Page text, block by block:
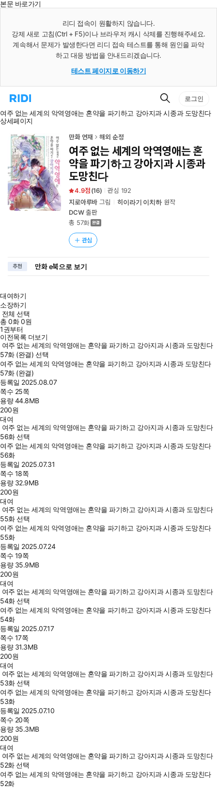
본문 바로가기
리디 접속이 원활하지 않습니다.
강제 새로 고침(Ctrl + F5)이나 브라우저 캐시 삭제를 진행해주세요.
계속해서 문제가 발생한다면 리디 접속 테스트를 통해 원인을 파악
하고 대응 방법을 안내드리겠습니다.
테스트 페이지로 이동하기
리
홈
으
이
동
검
색
로그인
여주 없는 세계의 악역영애는 혼약을 파기하고 강아지과 시종과 도망친다
상세페이지
만화 연재 해외 순정
여주 없는 세계의 악역영애는 혼
약을 파기하고 강아지과 시종과
도망친다
4.9 (16) 관심 192
지로아루바 그림 히이라기 이치하원작
DCW출판
총 57화
관심
추천 만화 e북으로 보기
대여하기
소장하기
전체 선택
총0화0원
1권부터
이전목록 더보기
여주 없는 세계의 악역영애는 혼약을 파기하고 강아지과 시종과 도망친다
57화 (완결) 선택
여주 없는 세계의 악역영애는 혼약을 파기하고 강아지과 시종과 도망친다
57화 (완결)
등록일 2025.08.07
쪽수 25쪽
용량44.8MB
200원
대여
여주 없는 세계의 악역영애는 혼약을 파기하고 강아지과 시종과 도망친다
56화 선택
여주 없는 세계의 악역영애는 혼약을 파기하고 강아지과 시종과 도망친다
56화
등록일 2025.07.31
쪽수 18쪽
용량 32.9MB
200원
대여
여주 없는 세계의 악역영애는 혼약을 파기하고 강아지과 시종과 도망친다
55화 선택
여주 없는 세계의 악역영애는 혼약을 파기하고 강아지과 시종과 도망친다
55화
등록일 2025.07.24
쪽수 19쪽
용량 35.9MB
200원
대여
여주 없는 세계의 악역영애는 혼약을 파기하고 강아지과 시종과 도망친다
54화 선택
여주 없는 세계의 악역영애는 혼약을 파기하고 강아지과 시종과 도망친다
54화
등록일 2025.07.17
쪽수 17쪽
용량 31.3MB
200원
대여
여주 없는 세계의 악역영애는 혼약을 파기하고 강아지과 시종과 도망친다
53화 선택
여주 없는 세계의 악역영애는 혼약을 파기하고 강아지과 시종과 도망친다
53화
등록일 2025.07.10
쪽수 20쪽
용량 35.3MB
200원
대여
여주 없는 세계의 악역영애는 혼약을 파기하고 강아지과 시종과 도망친다
52화 선택
여주 없는 세계의 악역영애는 혼약을 파기하고 강아지과 시종과 도망친다
52화